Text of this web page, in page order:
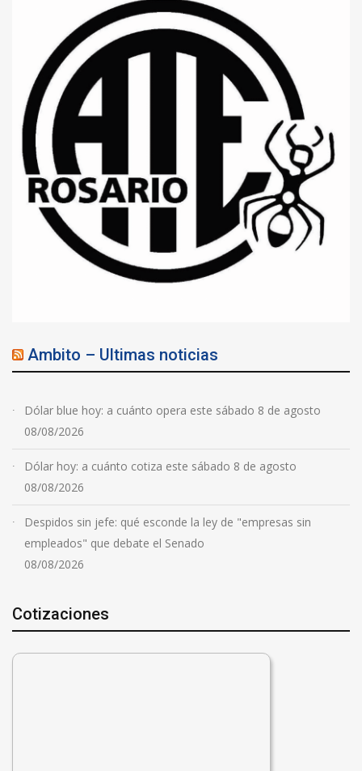
Ambito – Ultimas noticias
Dólar blue hoy: a cuánto opera este sábado 8 de agosto
08/08/2026
Dólar hoy: a cuánto cotiza este sábado 8 de agosto
08/08/2026
Despidos sin jefe: qué esconde la ley de "empresas sin
empleados" que debate el Senado
08/08/2026
Cotizaciones